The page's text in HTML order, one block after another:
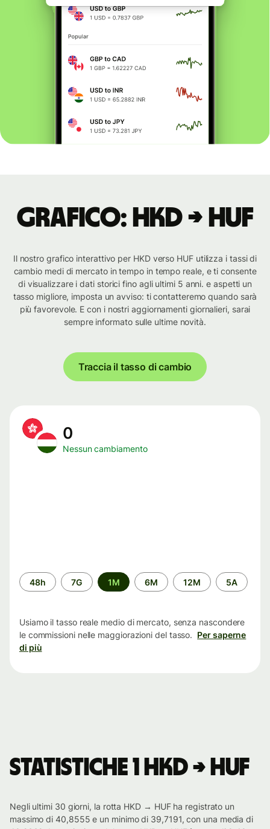
Grafico: HKD → HUF
Il nostro grafico interattivo per HKD verso HUF utilizza i tassi di
cambio medi di mercato in tempo in tempo reale, e ti consente
di visualizzare i dati storici fino agli ultimi 5 anni. e aspetti un
tasso migliore, imposta un avviso: ti contatteremo quando sarà
più favorevole. E con i nostri aggiornamenti giornalieri, sarai
sempre informato sulle ultime novità.
Traccia il tasso di cambio
0
Nessun cambiamento
Periodo
di
48h 7G 1M 6M 12M 5A
Usiamo il tasso reale medio di mercato, senza nascondere
le commissioni nelle maggiorazioni del tasso. Per saperne
di più
Statistiche 1 HKD → HUF
Negli ultimi 30 giorni, la rotta HKD → HUF ha registrato un
massimo di 40,8555 e un minimo di 39,7191, con una media di